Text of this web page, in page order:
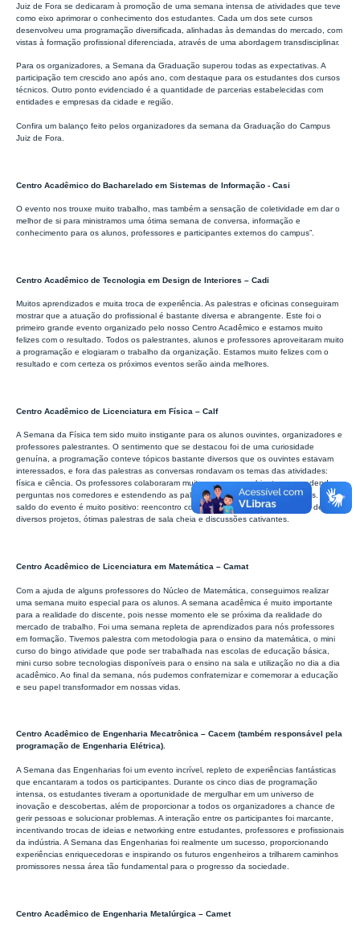
Juiz de Fora se dedicaram à promoção de uma semana intensa de atividades que teve
como eixo aprimorar o conhecimento dos estudantes. Cada um dos sete cursos
desenvolveu uma programação diversificada, alinhadas às demandas do mercado, com
vistas à formação profissional diferenciada, através de uma abordagem transdisciplinar.
Para os organizadores, a Semana da Graduação superou todas as expectativas. A
participação tem crescido ano após ano, com destaque para os estudantes dos cursos
técnicos. Outro ponto evidenciado é a quantidade de parcerias estabelecidas com
entidades e empresas da cidade e região.
Confira um balanço feito pelos organizadores da semana da Graduação do Campus
Juiz de Fora.
Centro Acadêmico do Bacharelado em Sistemas de Informação - Casi
O evento nos trouxe muito trabalho, mas também a sensação de coletividade em dar o
melhor de si para ministramos uma ótima semana de conversa, informação e
conhecimento para os alunos, professores e participantes externos do campus”.
Centro Acadêmico de Tecnologia em Design de Interiores – Cadi
Muitos aprendizados e muita troca de experiência. As palestras e oficinas conseguiram
mostrar que a atuação do profissional é bastante diversa e abrangente. Este foi o
primeiro grande evento organizado pelo nosso Centro Acadêmico e estamos muito
felizes com o resultado. Todos os palestrantes, alunos e professores aproveitaram muito
a programação e elogiaram o trabalho da organização. Estamos muito felizes com o
resultado e com certeza os próximos eventos serão ainda melhores.
Centro Acadêmico de Licenciatura em Física – Calf
A Semana da Física tem sido muito instigante para os alunos ouvintes, organizadores e
professores palestrantes. O sentimento que se destacou foi de uma curiosidade
genuína, a programação conteve tópicos bastante diversos que os ouvintes estavam
interessados, e fora das palestras as conversas rondavam os temas das atividades:
física e ciência. Os professores colaboraram muito para esse ambiente, respondendo
perguntas nos corredores e estendendo as palestras por demanda dos ouvintes. O
saldo do evento é muito positivo: reencontro com velhos amigos, apresentação de
diversos projetos, ótimas palestras de sala cheia e discussões cativantes.
Centro Acadêmico de Licenciatura em Matemática – Camat
Com a ajuda de alguns professores do Núcleo de Matemática, conseguimos realizar
uma semana muito especial para os alunos. A semana acadêmica é muito importante
para a realidade do discente, pois nesse momento ele se próxima da realidade do
mercado de trabalho. Foi uma semana repleta de aprendizados para nós professores
em formação. Tivemos palestra com metodologia para o ensino da matemática, o mini
curso do bingo atividade que pode ser trabalhada nas escolas de educação básica,
mini curso sobre tecnologias disponíveis para o ensino na sala e utilização no dia a dia
acadêmico. Ao final da semana, nós pudemos confraternizar e comemorar a educação
e seu papel transformador em nossas vidas.
Centro Acadêmico de Engenharia Mecatrônica – Cacem (também responsável pela
programação de Engenharia Elétrica).
A Semana das Engenharias foi um evento incrível, repleto de experiências fantásticas
que encantaram a todos os participantes. Durante os cinco dias de programação
intensa, os estudantes tiveram a oportunidade de mergulhar em um universo de
inovação e descobertas, além de proporcionar a todos os organizadores a chance de
gerir pessoas e solucionar problemas. A interação entre os participantes foi marcante,
incentivando trocas de ideias e networking entre estudantes, professores e profissionais
da indústria. A Semana das Engenharias foi realmente um sucesso, proporcionando
experiências enriquecedoras e inspirando os futuros engenheiros a trilharem caminhos
promissores nessa área tão fundamental para o progresso da sociedade.
Centro Acadêmico de Engenharia Metalúrgica – Camet